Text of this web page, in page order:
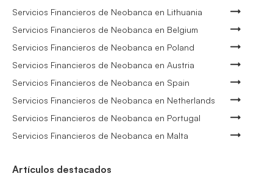
Servicios Financieros de Neobanca en Lithuania
Servicios Financieros de Neobanca en Belgium
Servicios Financieros de Neobanca en Poland
Servicios Financieros de Neobanca en Austria
Servicios Financieros de Neobanca en Spain
Servicios Financieros de Neobanca en Netherlands
Servicios Financieros de Neobanca en Portugal
Servicios Financieros de Neobanca en Malta
Artículos destacados